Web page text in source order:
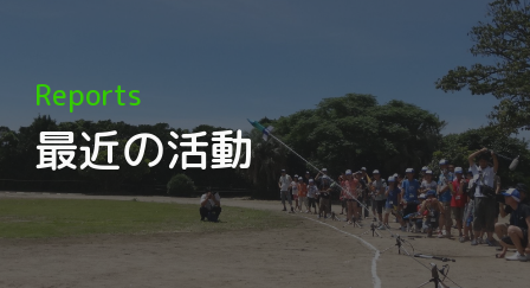
Reports
最近の活動